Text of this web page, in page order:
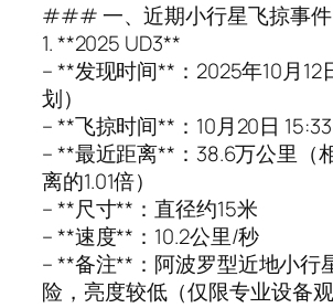
### 一、近期小行星飞掠事件
1. **2025 UD3**
– **发现时间**：2025年10月12
划）
– **飞掠时间**：10月20日
– **最近距离**：38.6万公里（
离的1.01倍）
– **尺寸**：直径约15米
– **速度**：10.2公里/秒
– **备注**：阿波罗型近地小行
险，亮度较低（仅限专业设备观